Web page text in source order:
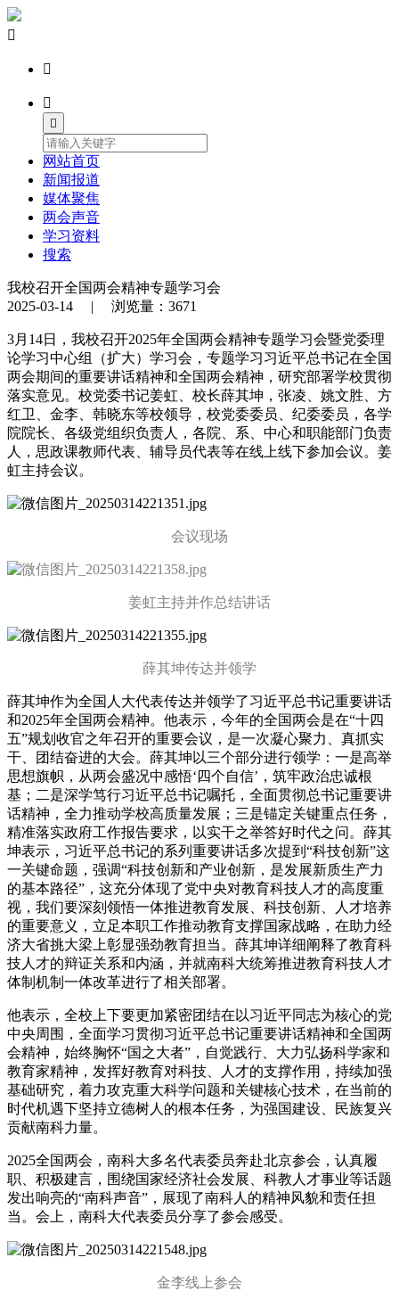




网站首页
新闻报道
媒体聚焦
两会声音
学习资料
搜索
我校召开全国两会精神专题学习会
2025-03-14 | 浏览量：3671
3月14日，我校召开2025年全国两会精神专题学习会暨党委理
论学习中心组（扩大）学习会，专题学习习近平总书记在全国
两会期间的重要讲话精神和全国两会精神，研究部署学校贯彻
落实意见。校党委书记姜虹、校长薛其坤，张凌、姚文胜、方
红卫、 金李、 韩晓东等校领导，校党委委员、纪委委员，各学
院院长、各级党组织负责人，各院、系、中心和职能部门负责
人，思政课教师代表、辅导员代表等在线上线下参加会议。姜
虹主持会议。
会议现场
姜虹主持并作总结讲话
薛其坤传达并领学
薛其坤作为全国人大代表传达并领学了习近平总书记重要讲话
和2025年全国两会精神。他表示，今年的全国两会是在“十四
五”规划收官之年召开的重要会议，是一次凝心聚力、真抓实
干、团结奋进的大会。薛其坤以三个部分进行领学：一是高举
思想旗帜，从两会盛况中感悟‘四个自信’，筑牢政治忠诚根
基；二是深学笃行习近平总书记嘱托，全面贯彻总书记重要讲
话精神，全力推动学校高质量发展；三是锚定关键重点任务，
精准落实政府工作报告要求，以实干之举答好时代之问。薛其
坤表示，习近平总书记的系列重要讲话多次提到“科技创新”这
一关键命题，强调“科技创新和产业创新，是发展新质生产力
的基本路径”，这充分体现了党中央对教育科技人才的高度重
视，我们要深刻领悟一体推进教育发展、科技创新、人才培养
的重要意义，立足本职工作推动教育支撑国家战略，在助力经
济大省挑大梁上彰显强劲教育担当。薛其坤详细阐释了教育科
技人才的辩证关系和内涵，并就南科大统筹推进教育科技人才
体制机制一体改革进行了相关部署。
他表示，全校上下要更加紧密团结在以习近平同志为核心的党
中央周围，全面学习贯彻习近平总书记重要讲话精神和全国两
会精神，始终胸怀“国之大者”，自觉践行、大力弘扬科学家和
教育家精神，发挥好教育对科技、人才的支撑作用，持续加强
基础研究，着力攻克重大科学问题和关键核心技术，在当前的
时代机遇下坚持立德树人的根本任务，为强国建设、民族复兴
贡献南科力量。
2025全国两会，南科大多名代表委员奔赴北京参会，认真履
职、积极建言，围绕国家经济社会发展、科教人才事业等话题
发出响亮的“南科声音”，展现了南科人的精神风貌和责任担
当。会上，南科大代表委员分享了参会感受。
金李线上参会